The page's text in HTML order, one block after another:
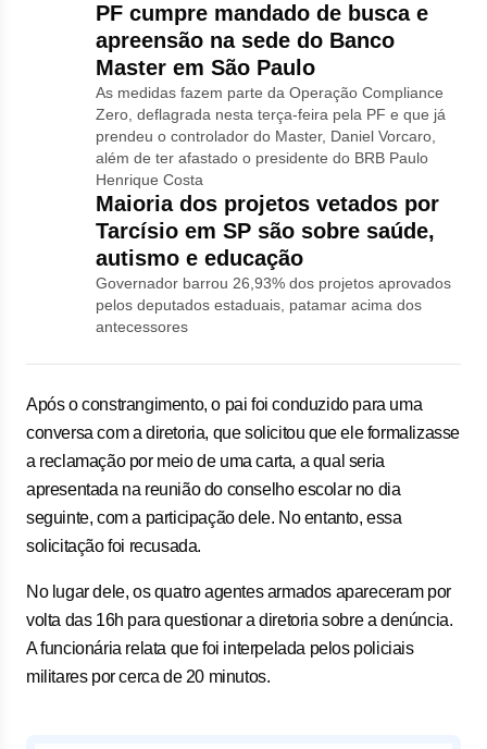
PF cumpre mandado de busca e
apreensão na sede do Banco
Master em São Paulo
As medidas fazem parte da Operação Compliance
Zero, deflagrada nesta terça-feira pela PF e que já
prendeu o controlador do Master, Daniel Vorcaro,
além de ter afastado o presidente do BRB Paulo
Henrique Costa
Maioria dos projetos vetados por
Tarcísio em SP são sobre saúde,
autismo e educação
Governador barrou 26,93% dos projetos aprovados
pelos deputados estaduais, patamar acima dos
antecessores
Após o constrangimento, o pai foi conduzido para uma
conversa com a diretoria, que solicitou que ele formalizasse
a reclamação por meio de uma carta, a qual seria
apresentada na reunião do conselho escolar no dia
seguinte, com a participação dele. No entanto, essa
solicitação foi recusada.
No lugar dele, os quatro agentes armados apareceram por
volta das 16h para questionar a diretoria sobre a denúncia.
A funcionária relata que foi interpelada pelos policiais
militares por cerca de 20 minutos.